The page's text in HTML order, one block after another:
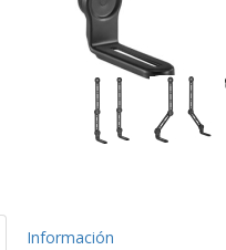
Información